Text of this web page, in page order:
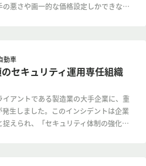
悪さや画一的な価格設定しかできない
セキュリティ運用専任組織
アントである製造業の大手企業に、重
生しました。このインシデントは企業
えられ、「セキュリティ体制の強化」
動車